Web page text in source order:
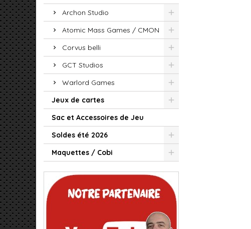
Archon Studio
Atomic Mass Games / CMON
Corvus belli
GCT Studios
Warlord Games
Jeux de cartes
Sac et Accessoires de Jeu
Soldes été 2026
Maquettes / Cobi